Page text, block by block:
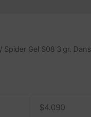
/ Spider Gel S08 3 gr. Dans
$4.090